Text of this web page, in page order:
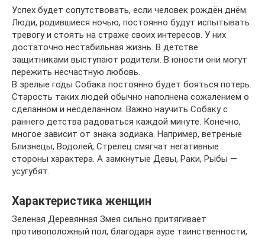
Успех будет сопутствовать, если человек рождён днём.
Люди, родившиеся ночью, постоянно будут испытывать
тревогу и стоять на страже своих интересов. У них
достаточно нестабильная жизнь. В детстве
защитниками выступают родители. В юности они могут
пережить несчастную любовь.
В зрелые годы Собака постоянно будет бояться потерь.
Старость таких людей обычно наполнена сожалением о
сделанном и несделанном. Важно научить Собаку с
раннего детства радоваться каждой минуте. Конечно,
многое зависит от знака зодиака. Например, ветреные
Близнецы, Водолей, Стрелец смягчат негативные
стороны характера. А замкнутые Девы, Раки, Рыбы —
усугубят.
Характеристика женщин
Зеленая Деревянная Змея сильно притягивает
противоположный пол, благодаря ауре таинственности,